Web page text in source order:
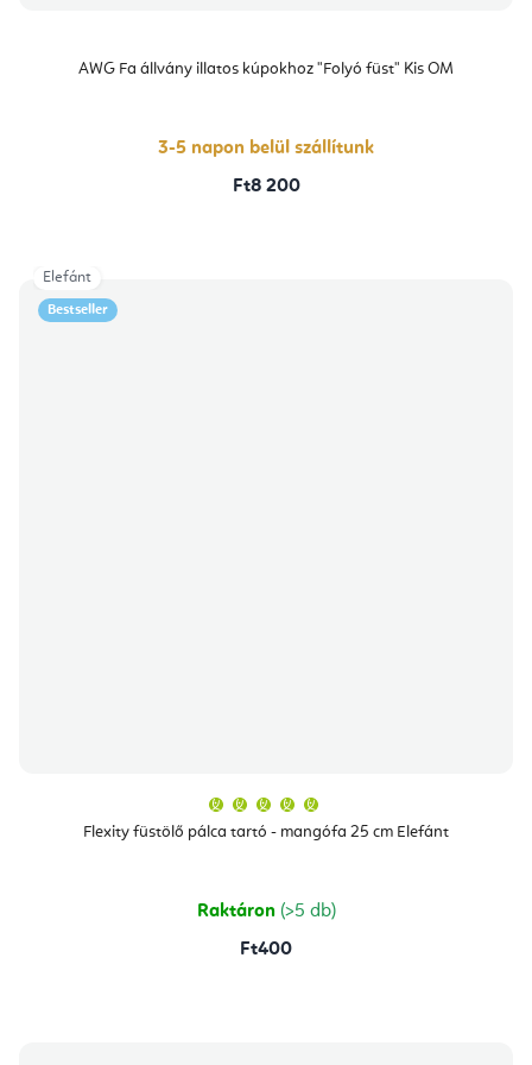
AWG Fa állvány illatos kúpokhoz "Folyó füst" Kis OM
3-5 napon belül szállítunk
Ft8 200
Bestseller
Flexity füstölő pálca tartó - mangófa 25 cm Elefánt
átlagos
értékelése
csillag.
Raktáron (>5 db)
Ft400
Elefánt